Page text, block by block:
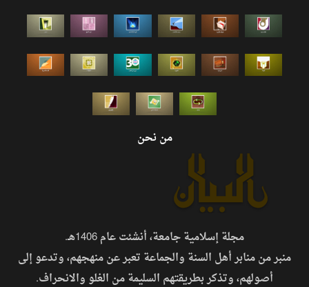
من نحن
مجلة إسلامية جامعة، أنشئت عام 1406هـ.
منبر من منابر أهل السنة والجماعة تعبر عن منهجهم، وتدعو إلى
أصولهم، وتذكر بطريقتهم السليمة من الغلو والانحراف.